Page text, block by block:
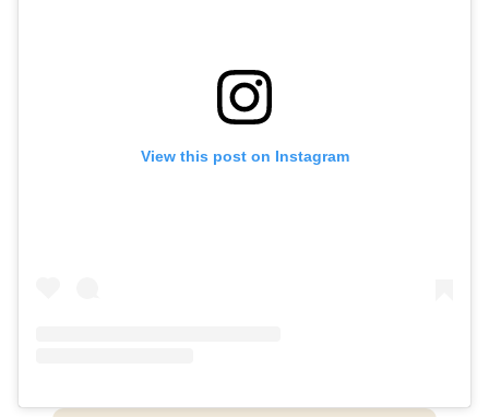
View this post on Instagram